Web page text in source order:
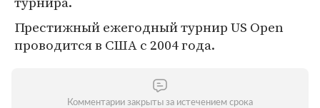
Престижный ежегодный турнир US Open
проводится в США с 2004 года.
Комментарии закрыты за истечением срока